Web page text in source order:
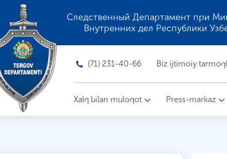
Следственный Департамент при
Внутренних дел Республики
(71) 231-40-66 Biz ijtimoiy
Xalq bilan muloqot Press-markaz